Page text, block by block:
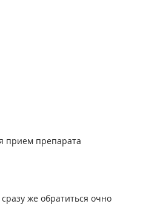
прием препарата
же обратиться очно